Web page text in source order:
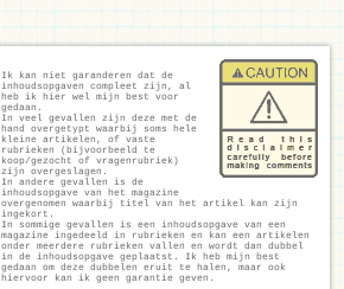
Ik kan niet garanderen dat de
inhoudsopgaven compleet zijn, al
heb ik hier wel mijn best voor
gedaan.
In veel gevallen zijn deze met de
hand overgetypt waarbij soms hele
kleine artikelen, of vaste
rubrieken (bijvoorbeeld te
koop/gezocht of vragenrubriek)
zijn overgeslagen.
In andere gevallen is de
inhoudsopgave van het magazine
overgenomen waarbij titel van het artikel kan zijn
ingekort.
In sommige gevallen is een inhoudsopgave van een
magazine ingedeeld in rubrieken en kan een artikelen
onder meerdere rubrieken vallen en wordt dan dubbel
in de inhoudsopgave geplaatst. Ik heb mijn best
gedaan om deze dubbelen eruit te halen, maar ook
hiervoor kan ik geen garantie geven.